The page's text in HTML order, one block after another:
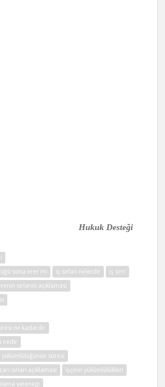
Hukuk Desteği
sona erer mi
iş sırları nelerdir
iş sırrı
sırlarını açıklaması
ne kadardır
nedir
yükümlülüğünün süresi
sırları açıklaması
işçinin yükümlülükleri
yeteneği